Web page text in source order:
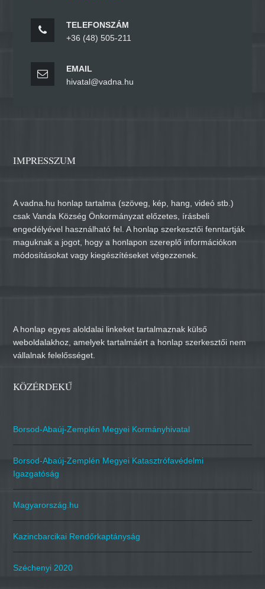
TELEFONSZÁM
+36 (48) 505-211
EMAIL
hivatal@vadna.hu
IMPRESSZUM
A vadna.hu honlap tartalma (szöveg, kép, hang, videó stb.)
csak Vanda Község Önkormányzat előzetes, írásbeli
engedélyével használható fel. A honlap szerkesztői fenntartják
maguknak a jogot, hogy a honlapon szereplő információkon
módosításokat vagy kiegészítéseket végezzenek.
A honlap egyes aloldalai linkeket tartalmaznak külső
weboldalakhoz, amelyek tartalmáért a honlap szerkesztői nem
vállalnak felelősséget.
KÖZÉRDEKŰ
Borsod-Abaúj-Zemplén Megyei Kormányhivatal
Borsod-Abaúj-Zemplén Megyei Katasztrófavédelmi
Igazgatóság
Magyarország.hu
Kazincbarcikai Rendőrkaptányság
Széchenyi 2020